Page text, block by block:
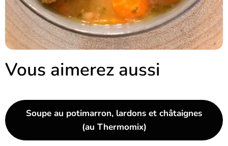
Vous aimerez aussi
Soupe au potimarron, lardons et châtaignes
(au Thermomix)